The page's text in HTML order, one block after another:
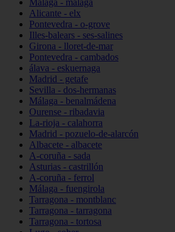
Málaga - málaga
Alicante - elx
Pontevedra - o-grove
Illes-balears - ses-salines
Girona - lloret-de-mar
Pontevedra - cambados
álava - eskuernaga
Madrid - getafe
Sevilla - dos-hermanas
Málaga - benalmádena
Ourense - ribadavia
La-rioja - calahorra
Madrid - pozuelo-de-alarcón
Albacete - albacete
A-coruña - sada
Asturias - castrillón
A-coruña - ferrol
Málaga - fuengirola
Tarragona - montblanc
Tarragona - tarragona
Tarragona - tortosa